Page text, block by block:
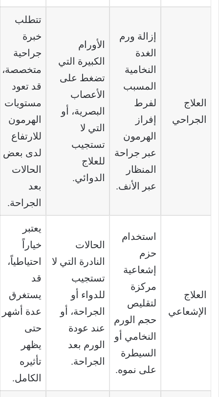
العلاج
الجراحي
إزالة ورم
الغدة
النخامية
المسبب
لفرط
إفراز
الهرمون
عبر جراحة
المنظار
عبر الأنف.
الأورام
الكبيرة التي
تضغط على
الأعصاب
البصرية، أو
التي لا
تستجيب
للعلاج
الدوائي.
تتطلب
خبرة
جراحية
متخصصة،
قد تعود
مستويات
الهرمون
للارتفاع
لدى بعض
الحالات
بعد
الجراحة.
العلاج
الإشعاعي
استخدام
حزم
إشعاعية
مركزة
لتقليص
حجم الورم
النخامي أو
السيطرة
على نموه.
الحالات
النادرة التي لا
تستجيب
للدواء أو
الجراحة، أو
عند عودة
الورم بعد
الجراحة.
يعتبر
خياراً
احتياطياً،
قد
يستغرق
عدة أشهر
حتى
يظهر
تأثيره
الكامل.